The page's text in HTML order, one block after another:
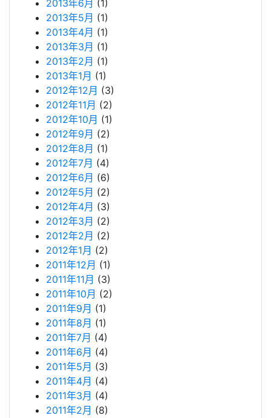
2013年6月 (1)
2013年5月 (1)
2013年4月 (1)
2013年3月 (1)
2013年2月 (1)
2013年1月 (1)
2012年12月 (3)
2012年11月 (2)
2012年10月 (1)
2012年9月 (2)
2012年8月 (1)
2012年7月 (4)
2012年6月 (6)
2012年5月 (2)
2012年4月 (3)
2012年3月 (2)
2012年2月 (2)
2012年1月 (2)
2011年12月 (1)
2011年11月 (3)
2011年10月 (2)
2011年9月 (1)
2011年8月 (1)
2011年7月 (4)
2011年6月 (4)
2011年5月 (3)
2011年4月 (4)
2011年3月 (4)
2011年2月 (8)